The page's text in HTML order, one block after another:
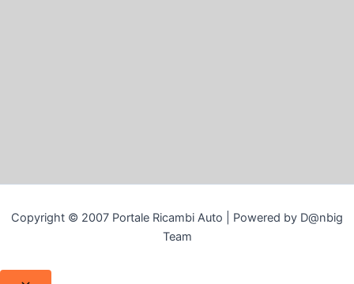
Copyright © 2007 Portale Ricambi Auto | Powered by D@nbig
Team